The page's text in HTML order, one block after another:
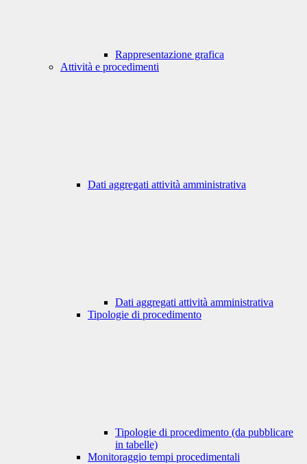
Rappresentazione grafica
Attività e procedimenti
Dati aggregati attività amministrativa
Dati aggregati attività amministrativa
Tipologie di procedimento
Tipologie di procedimento (da pubblicare
in tabelle)
Monitoraggio tempi procedimentali